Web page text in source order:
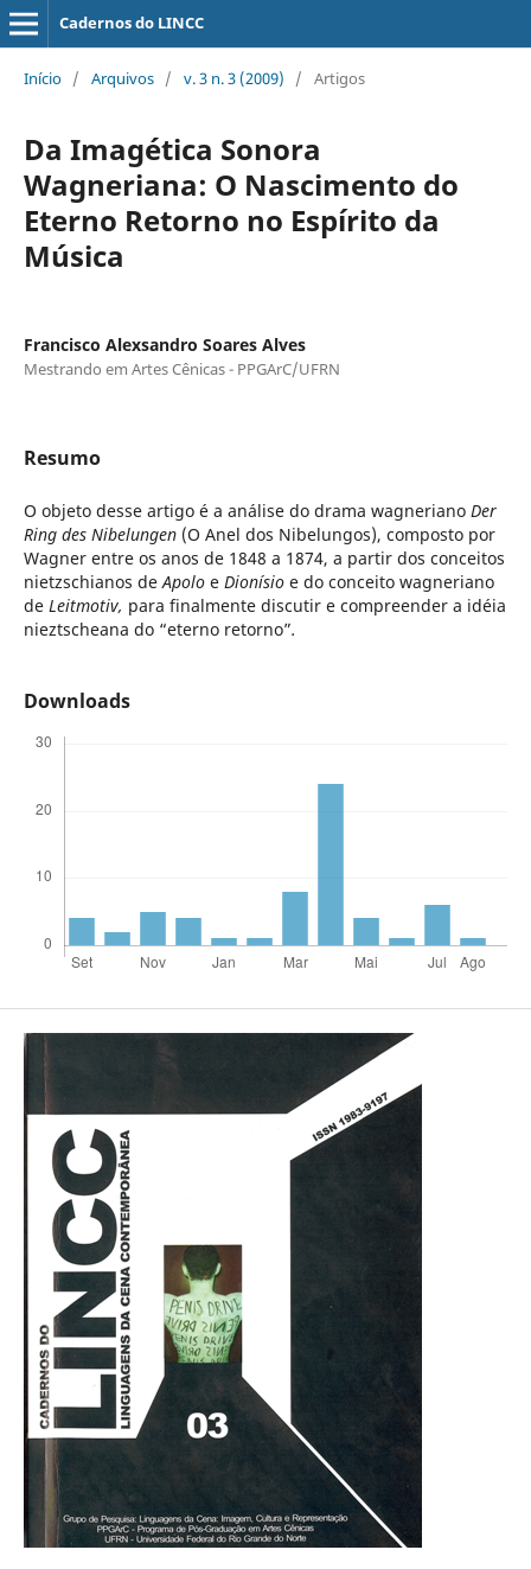
Cadernos do LINCC
Início / Arquivos / v. 3 n. 3 (2009) / Artigos
Da Imagética Sonora
Wagneriana: O Nascimento do
Eterno Retorno no Espírito da
Música
Francisco Alexsandro Soares Alves
Mestrando em Artes Cênicas - PPGArC/UFRN
Resumo
O objeto desse artigo é a análise do drama wagneriano Der
Ring des Nibelungen(O Anel dos Nibelungos), composto por
Wagner entre os anos de 1848 a 1874, a partir dos conceitos
nietzschianos deApoloe Dionísioe do conceito wagneriano
de Leitmotiv, para finalmente discutir e compreender a idéia
nieztscheana do “eterno retorno”.
Downloads